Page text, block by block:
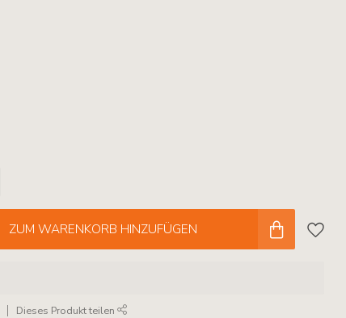
ZUM WARENKORB HINZUFÜGEN
Dieses Produkt teilen